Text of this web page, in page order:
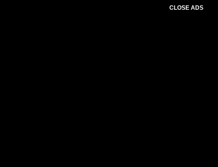
CLOSE ADS